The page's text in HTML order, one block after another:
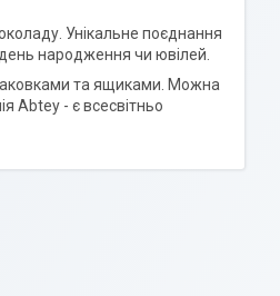
Унікальне поєднання
народження чи ювілей.
та ящиками. Можна
Abtey - є всесвітньо